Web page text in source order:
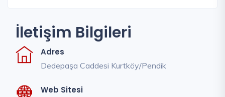
İletişim Bilgileri
Adres
Dedepaşa Caddesi Kurtköy/Pendik
Web Sitesi